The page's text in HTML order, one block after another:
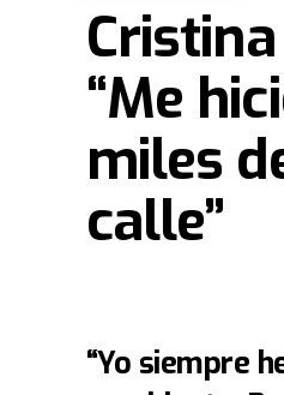
“Me
miles
calle”
“Yo siempre